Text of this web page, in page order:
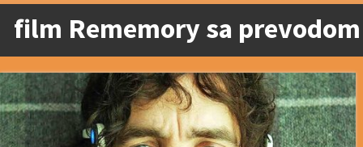
film Rememory sa prevodom